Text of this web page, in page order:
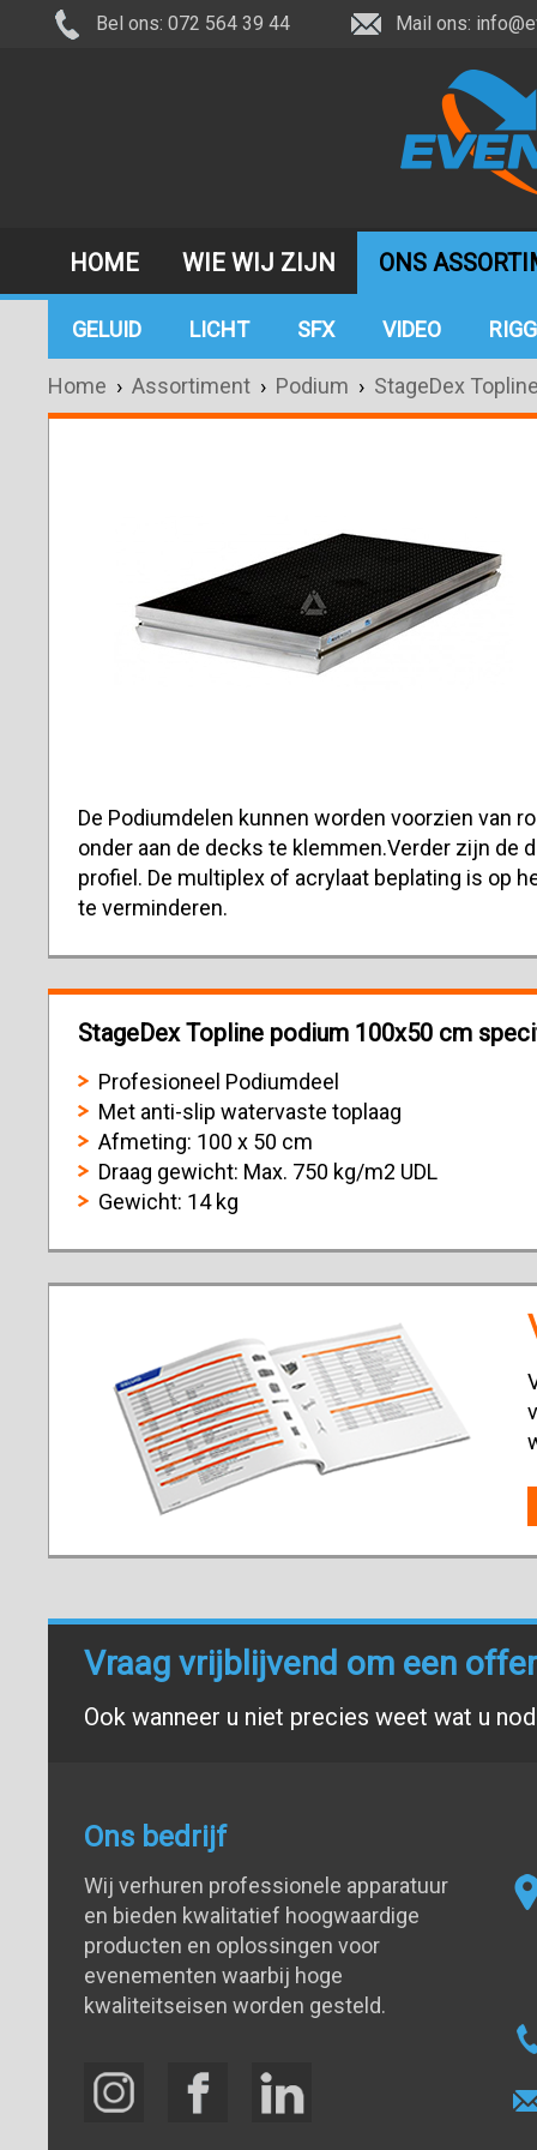
Bel ons: 072 564 39 44 Mail ons:
HOME WIE WIJ ZIJN ONS
GELUID LICHT SFX VIDEO
Home › Assortiment › Podium › StageDex
De Podiumdelen kunnen worden voorzien van
onder aan de decks te klemmen.Verder zijn de
profiel. De multiplex of acrylaat beplating is op
te verminderen.
StageDex Topline podium 100x50 cm
Profesioneel Podiumdeel
Met anti-slip watervaste toplaag
Afmeting: 100 x 50 cm
Draag gewicht: Max. 750 kg/m2 UDL
Gewicht: 14 kg
Vraag vrijblijvend om een
Ook wanneer u niet precies weet wat u
Ons bedrijf
Wij verhuren professionele apparatuur
en bieden kwalitatief hoogwaardige
producten en oplossingen voor
evenementen waarbij hoge
kwaliteitseisen worden gesteld.